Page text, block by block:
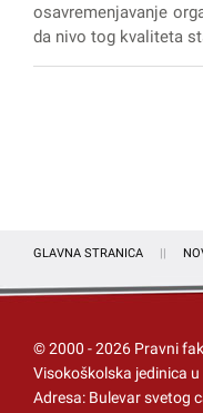
osavremenjavanje
da nivo tog kvaliteta
GLAVNA STRANICA
© 2000 -2026 Pravni
Visokoškolska jedinica u
Adresa: Bulevar svetog